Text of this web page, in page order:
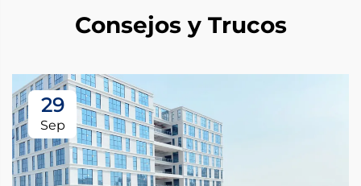
Consejos y Trucos
29
Sep